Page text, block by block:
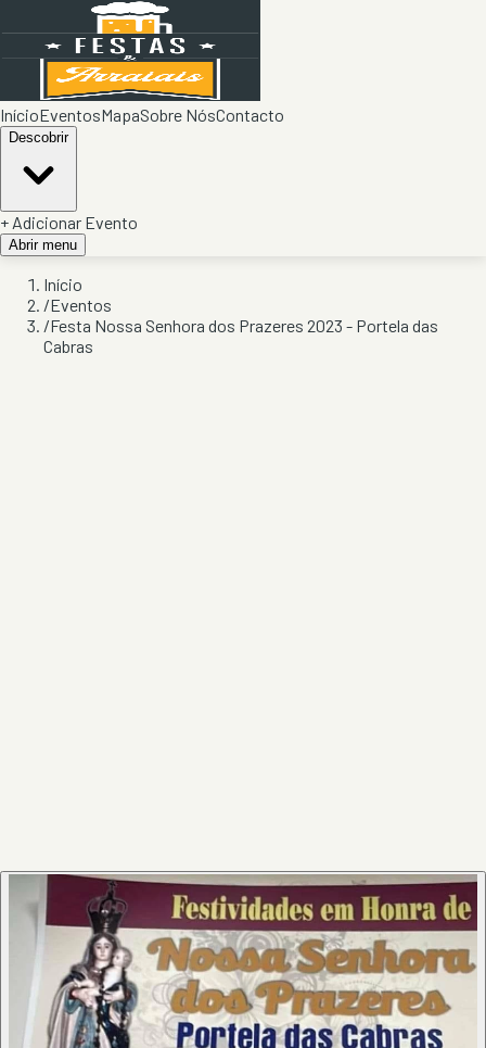
InícioEventosMapaSobre NósContacto
Descobrir
+ Adicionar Evento
Abrir menu
Início
/Eventos
/Festa Nossa Senhora dos Prazeres 2023 - Portela das
Cabras